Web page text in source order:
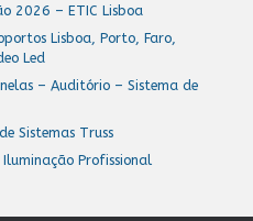
2026 – ETIC Lisboa
Lisboa, Porto, Faro,
Led
– Auditório – Sistema de
Sistemas Truss
Profissional